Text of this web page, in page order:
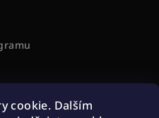
cookie. Dalším